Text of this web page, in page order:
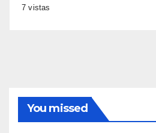
7 vistas
You missed